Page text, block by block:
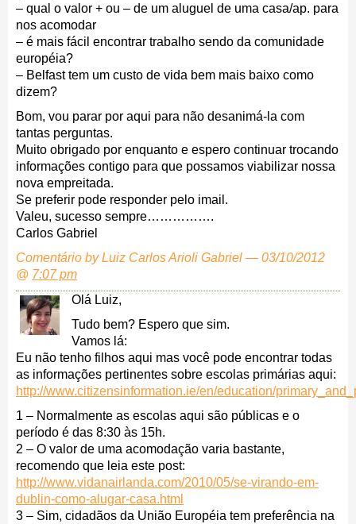
– qual o valor + ou – de um aluguel de uma casa/ap. para
nos acomodar
– é mais fácil encontrar trabalho sendo da comunidade
européia?
– Belfast tem um custo de vida bem mais baixo como
dizem?
Bom, vou parar por aqui para não desanimá-la com
tantas perguntas.
Muito obrigado por enquanto e espero continuar trocando
informações contigo para que possamos viabilizar nossa
nova empreitada.
Se preferir pode responder pelo imail.
Valeu, sucesso sempre…………….
Carlos Gabriel
Comentário by Luiz Carlos Arioli Gabriel — 03/10/2012
@ 7:07 pm
Olá Luiz,
Tudo bem? Espero que sim.
Vamos lá:
Eu não tenho filhos aqui mas você pode encontrar todas
as informações pertinentes sobre escolas primárias aqui:
http://www.citizensinformation.ie/en/education/
1 – Normalmente as escolas aqui são públicas e o
período é das 8:30 às 15h.
2 – O valor de uma acomodação varia bastante,
recomendo que leia este post:
http://www.vidanairlanda.com/2010/05/se-virando-em-
dublin-como-alugar-casa.html
3 – Sim, cidadãos da União Européia tem preferência na